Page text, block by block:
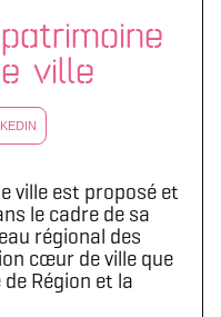
ville
ville est proposé et
le cadre de sa
régional des
cœur de ville que
Région et la